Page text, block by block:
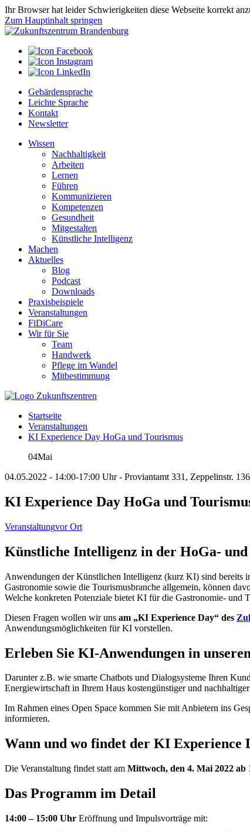
Ihr Browser hat leider Schwierigkeiten diese Webseite korrekt
Zum Hauptinhalt springen
Gebärdensprache
Leichte Sprache
Kontakt
Newsletter
Wissen
Nachhaltigkeit
Arbeiten
Lernen
Führen
Kommunizieren
Kompetenzen
Gesundheit
Mitgestalten
Künstliche Intelligenz
Machen
Aktuelles
Blog
Podcast
Downloads
Praxisbeispiele
Veranstaltungen
FiDiCare
Wir für Sie
Team
Handwerk
Pflege im Wandel
Mitbestimmung
Startseite
Veranstaltungen
KI Experience Day HoGa und Tourismus
04Mai
04.05.2022 - 14:00-17:00 Uhr - Proviantamt 331, Zeppelinstr.
KI Experience Day HoGa und
Veranstaltungvor Ort
Künstliche Intelligenz in der HoGa-
Anwendungen der Künstlichen Intelligenz (kurz KI) sind bereits
Gastronomie sowie die Tourismusbranche allgemein, können
Welche konkreten Potenziale bietet KI für die Gastronomie- und
Diesen Fragen wollen wir uns am „KI Experience Day“ des
Anwendungsmöglichkeiten für KI vorstellen.
Erleben Sie KI-Anwendungen in
Darunter z.B. wie smarte Chatbots und Dialogsysteme Ihren
Energiewirtschaft in Ihrem Haus kostengünstiger und
Im Rahmen eines Open Space kommen Sie mit Anbietern ins
informieren.
Wann und wo findet der KI Experience
Die Veranstaltung findet statt am Mittwoch, den 4. Mai 2022 ab
Das Programm im Detail
14:00 – 15:00 Uhr Eröffnung und Impulsvorträge mit: